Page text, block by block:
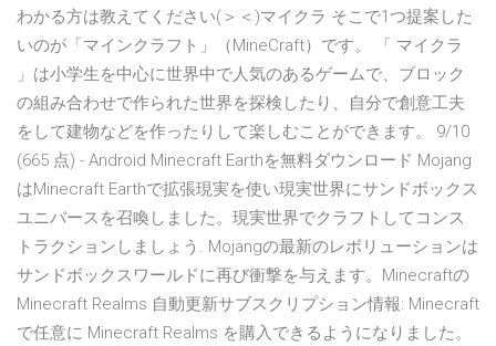
わかる方は教えてください(＞＜)マイクラ そこで1つ提案した
いのが「マインクラフト」（MineCraft）です。 「 マイクラ
」は小学生を中心に世界中で人気のあるゲームで、ブロック
の組み合わせで作られた世界を探検したり、自分で創意工夫
をして建物などを作ったりして楽しむことができます。 9/10
(665 点) - Android Minecraft Earthを無料ダウンロード Mojang
はMinecraft Earthで拡張現実を使い現実世界にサンドボックス
ユニバースを召喚しました。現実世界でクラフトしてコンス
トラクションしましょう. Mojangの最新のレボリューションは
サンドボックスワールドに再び衝撃を与えます。Minecraftの
Minecraft Realms 自動更新サブスクリプション情報: Minecraft
で任意に Minecraft Realms を購入できるようになりました。